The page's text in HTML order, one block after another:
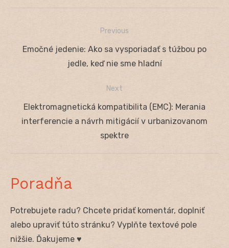
Navigácia
Previous
Previous
Emočné jedenie: Ako sa vysporiadať s túžbou po
jedle, keď nie sme hladní
Next
Next
post:
Elektromagnetická kompatibilita (EMC): Merania
interferencie a návrh mitigácií v urbanizovanom
spektre
Poradňa
Potrebujete radu? Chcete pridať komentár, doplniť
alebo upraviť túto stránku? Vyplňte textové pole
nižšie. Ďakujeme ♥